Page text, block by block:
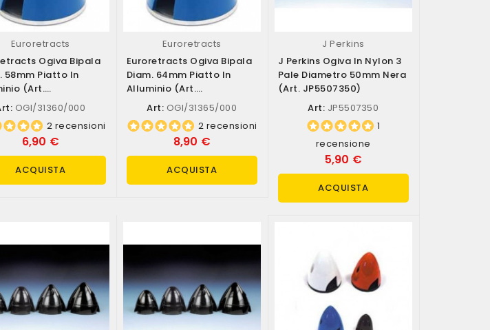
Euroretracts
Ogiva Bipala
58mm Piatto In
(art.
31360/000)
OGI/31360/000
2 recensioni
6,90 €
ACQUISTA
Euroretracts
Euroretracts Ogiva Bipala
Diam. 64mm Piatto In
Alluminio (art.
OGI/31365/000)
Art: OGI/31365/000
2 recensioni
8,90 €
ACQUISTA
J Perkins
J Perkins Ogiva In Nylon 3
Pale Diametro 50mm Nera
(art. JP5507350)
Art: JP5507350
1
recensione
5,90 €
ACQUISTA